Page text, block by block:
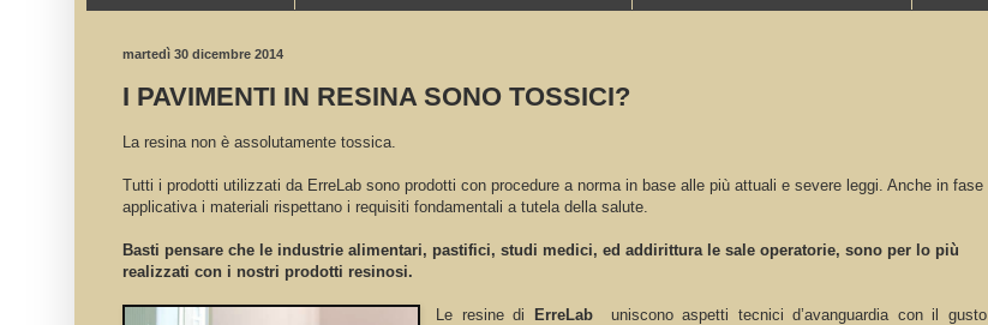
martedì 30 dicembre 2014
I PAVIMENTI IN RESINA SONO TOSSICI?
La resina non è assolutamente tossica.
Tutti i prodotti utilizzati da ErreLab sono prodotti con procedure a norma in base alle più attuali e severe leggi. Anche in fase
applicativa i materiali rispettano i requisiti fondamentali a tutela della salute.
Basti pensare che le industrie alimentari, pastifici, studi medici, ed addirittura le sale operatorie, sono per lo più
realizzati con i nostri prodotti resinosi.
Le resine di ErreLabuniscono aspetti tecnici d’avanguardia con il gusto